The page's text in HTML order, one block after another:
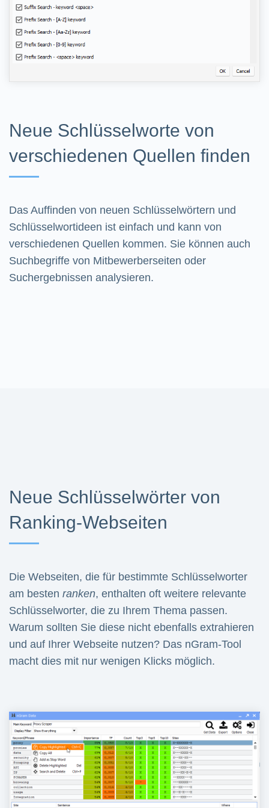
Neue Schlüsselworte von
verschiedenen Quellen finden
Das Auffinden von neuen Schlüsselwörtern und
Schlüsselwortideen ist einfach und kann von
verschiedenen Quellen kommen. Sie können auch
Suchbegriffe von Mitbewerberseiten oder
Suchergebnissen analysieren.
Neue Schlüsselwörter von
Ranking-Webseiten
Die Webseiten, die für bestimmte Schlüsselworter
am besten ranken, enthalten oft weitere relevante
Schlüsselworter, die zu Ihrem Thema passen.
Warum sollten Sie diese nicht ebenfalls extrahieren
und auf Ihrer Webseite nutzen? Das nGram-Tool
macht dies mit nur wenigen Klicks möglich.